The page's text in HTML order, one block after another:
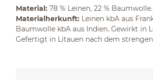
Material: 78 % Leinen, 22 % Baumwolle.
Materialherkunft: Leinen kbA aus
Baumwolle kbA aus Indien. Gewirkt in
Gefertigt in Litauen nach dem strengen